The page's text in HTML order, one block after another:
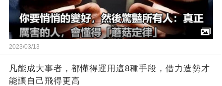
2023/03/13
凡能成大事者，都懂得運用這8種手段，借力造勢才
能讓自己飛得更高